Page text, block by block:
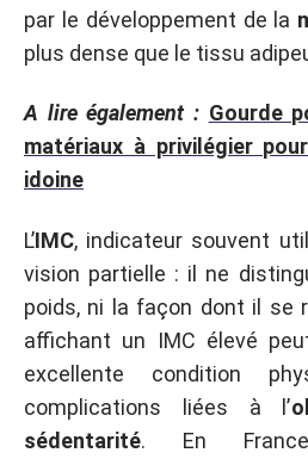
par le développement de la
plus dense que le tissu
A lire également : Gourde
matériaux à privilégier
idoine
L’IMC, indicateur souvent
vision partielle : il ne
poids, ni la façon dont il se
affichant un IMC élevé
excellente condition
complications liées à l’
sédentarité. En